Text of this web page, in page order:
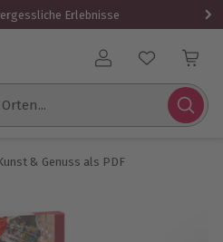
Erlebnisse
Benutzerkonto
& Genuss als PDF